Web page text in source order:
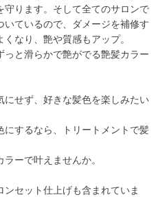
守ります。そして全てのサロンで
いているので、ダメージを補修す
なり、艶や質感もアップ。
っと滑らかで艶がでる艶髪カラー
にせず、好きな髪色を楽しみたい
にするなら、トリートメントで髪
ーで叶えませんか。
セット仕上げも含まれていま